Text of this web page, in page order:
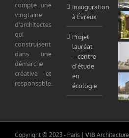
compte une
vingtaine
d'architectes
qui
construisent
dans une
démarche
créative et
responsable.
Inauguration
à Évreux
Projet
lauréat
– centre
d’étude
en
écologie
Copyright © 2023 - Paris | VIB Architecture